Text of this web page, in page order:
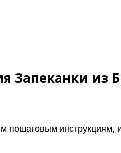
Запеканки из
пошаговым инструкциям,